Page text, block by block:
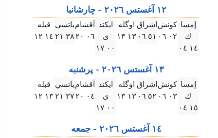
۱۲ آغستس ۲۰۲٦ - چارشانبا
إمسا
ك
۱٤ ۰٤
كونش
۰۲ ۰٦
اشراق
٥۱ ۰٦
اوگله
۱۳ ۱۳
ايكند
ى
۰۰ ۱٧
آقشام
۰٦ ۲۰
ياتسي
۳٨ ۲۱
قبله
۱٤ ۱۲
۱۳ آغستس ۲۰۲٦ - پرشنبه
إمسا
ك
۱٥ ۰٤
كونش
۰۳ ۰٦
اشراق
٥۲ ۰٦
اوگله
۱۳ ۱۳
ايكند
ى
۰۰ ۱٧
آقشام
۰٤ ۲۰
ياتسي
۳٧ ۲۱
قبله
۱۳ ۱۲
۱٤ آغستس ۲۰۲٦ - جمعه